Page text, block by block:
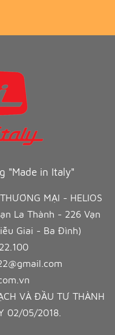
"Made in Italy"
MẠI - HELIOS
La Thành - 226 Vạn
Giai - Ba Đình)
VÀ ĐẦU TƯ THÀNH
02/05/2018.